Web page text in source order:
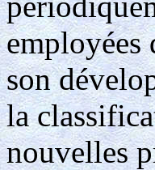
employées
son
la
nouvelles